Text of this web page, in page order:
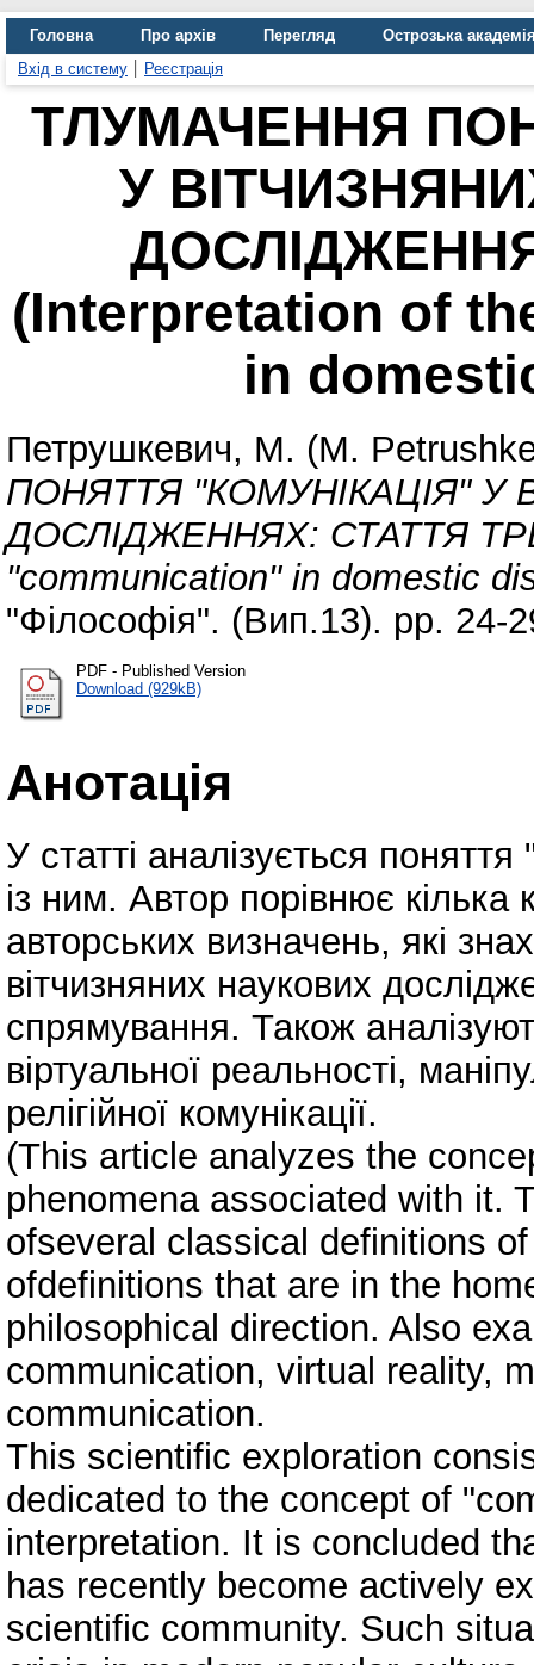
Головна Про архів Перегляд
Острозька
Вхід в систему
Реєстрація
ТЛУМАЧЕННЯ
У
(Interpretation of
in
Петрушкевич, М. (M.
ПОНЯТТЯ "КОМУНІКАЦІЯ" У
ДОСЛІДЖЕННЯХ: СТАТТЯ
"communication" in domestic
"Філософія". (Вип.13). pp. 24-
PDF - Published Version
Download (929kB)
Анотація
У статті аналізується
із ним. Автор порівнює кілька
авторських визначень, які
вітчизняних наукових
спрямування. Також
віртуальної реальності,
релігійної комунікації.
(This article analyzes the
phenomena associated with it.
ofseveral classical definitions
ofdefinitions that are in the
philosophical direction. Also
communication, virtual reality,
communication.
This scientific exploration
dedicated to the concept of
interpretation. It is concluded
has recently become actively
scientific community. Such